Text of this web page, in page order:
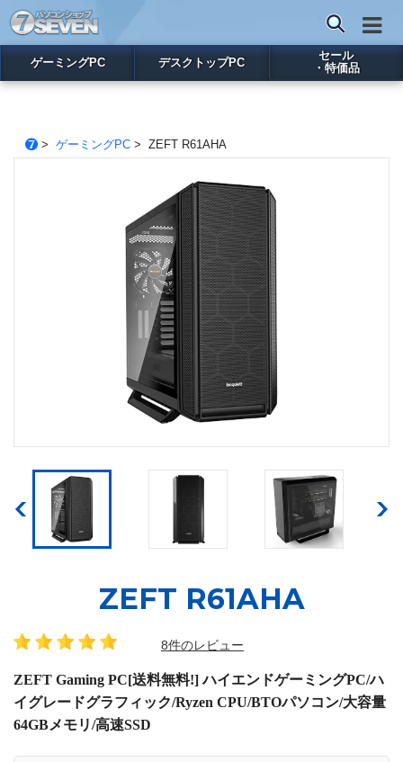
ゲーミングPC デスクトップPC
セール
・特価品
> ゲーミングPC> ZEFT R61AHA
ZEFT R61AHA
8件のレビュー
ZEFT Gaming PC[送料無料!] ハイエンドゲーミングPC/ハ
イグレードグラフィック/Ryzen CPU/BTOパソコン/大容量
64GBメモリ/高速SSD